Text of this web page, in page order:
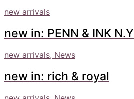
new arrivals
new in: PENN & INK N.Y
new arrivals, News
new in: rich & royal